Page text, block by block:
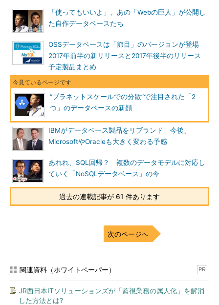
料金はどうでしょう。Cloud SQLはイ
ンスタンスの時間課金に加えて、ストレ
ージとネットワークの利用料金がかかり
ます。一方のCloud Spannerは、インス
タンス内のノード数に応じてストレージ
とネットワークの利用料金がかかる仕組
みです。少し課金体系が違います。も
し、MySQLやPostgreSQLなどの
OSS（オープンソースソフトウェア）デ
ータベースで運用しているシステムを
Google Cloud Platformに移行するなら
ば、前者のCloud SQLを選ぶ方が賢明と
いえます。
では、Cloud Spannerはどのような要
件に向いているサービスなのでしょう。
……ここは、もう1つの新顔とともに確認
してみましょう。
「使ってもいいよ」、あの「Webの巨人」が公開し
た自作データベースたち
OSSデータベースは「節目」のバージョンが登場
2017年前半の新リリースと2017年後半のリリース
予定製品まとめ
“プラネットスケールでの分散”で注目された「2
つ」のデータベースの新顔
IBMがデータベース製品をリブランド 今後、
MicrosoftやOracleも大きく変わる予感
あれれ、SQL回帰？ 複数のデータモデルに対応し
ていく「NoSQLデータベース」の今
過去の連載記事が 61 件あります
次のページへ
関連資料（ホワイトペーパー） PR
JR西日本ITソリューションズが「監視業務の属人化」を解消
した方法とは?